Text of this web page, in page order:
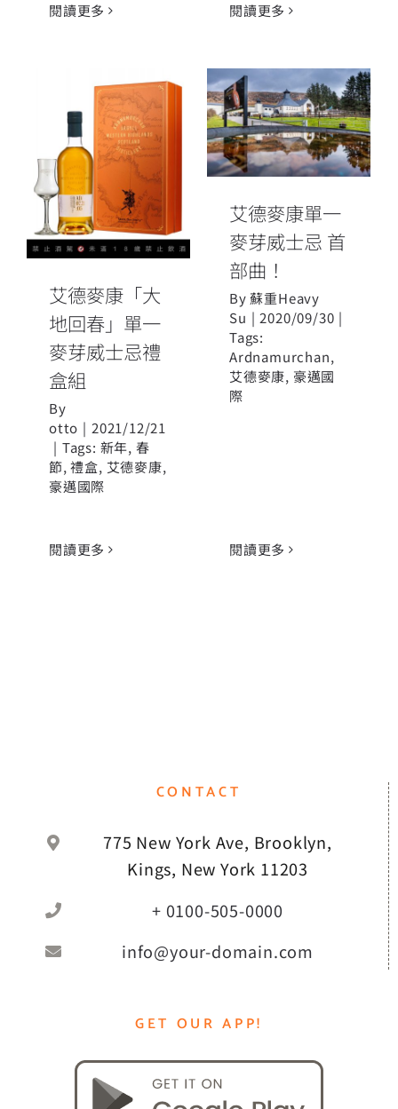
閱讀更多 閱讀更多
艾德麥康「大
地回春」單一
麥芽威士忌禮
盒組
艾德麥康「大
地回春」單一
麥芽威士忌禮
盒組
By
otto | 2021/12/21
| Tags: 新年, 春
節,禮盒, 艾德麥康,
豪邁國際
閱讀更多
艾德麥康單一
麥芽威士忌 首
部曲！
艾德麥康單一
麥芽威士忌 首
部曲！
By蘇重Heavy
Su | 2020/09/30 |
Tags:
Ardnamurchan,
艾德麥康, 豪邁國
際
閱讀更多
CONTACT
775 New York Ave, Brooklyn,
Kings, New York 11203
+ 0100-505-0000
info@your-domain.com
GET OUR APP!